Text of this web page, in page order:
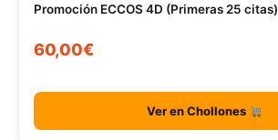
Promoción ECCOS 4D (Primeras 25 citas)
60,00€
Ver en Chollones